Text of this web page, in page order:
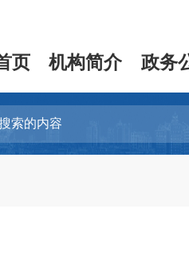
页 机构简介 政务